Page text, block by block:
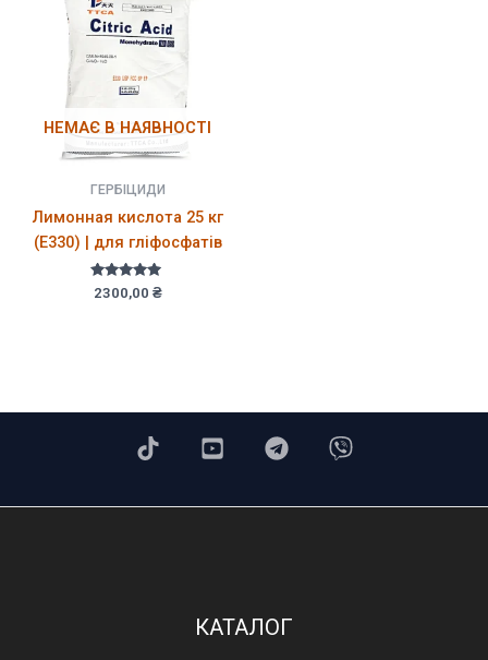
НЕМАЄ В НАЯВНОСТІ
ГЕРБІЦИДИ
Лимонная кислота 25 кг
(Е330) | для гліфосфатів
Оцінено в
5.00
2300,00 ₴
КАТАЛОГ